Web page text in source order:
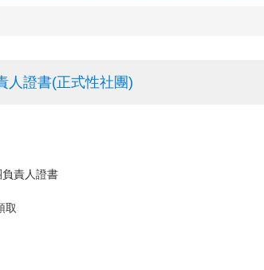
人證書(正式性社團)
責人證書
取